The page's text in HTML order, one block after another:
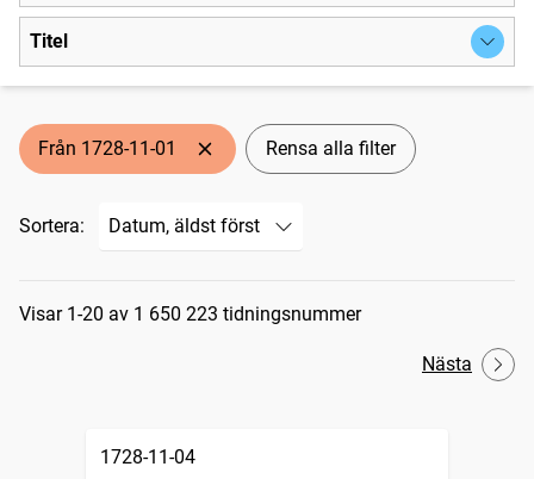
Titel
Från 1728-11-01 Rensa alla filter
Sortera:
Sökresultat
Visar 1-20 av 1 650 223 tidningsnummer
Nästa
1728-11-04